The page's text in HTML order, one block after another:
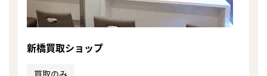
新橋買取ショップ
買取のみ